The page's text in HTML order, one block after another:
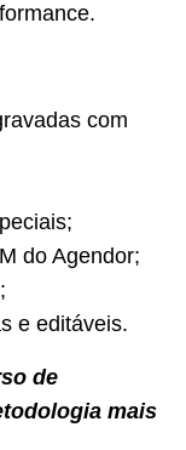
com
do Agendor;
e editáveis.
de
mais